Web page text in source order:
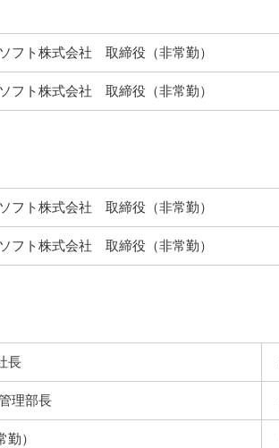
フト株式会社 取締役（非常勤）
フト株式会社 取締役（非常勤）
フト株式会社 取締役（非常勤）
フト株式会社 取締役（非常勤）
長
理部長
）